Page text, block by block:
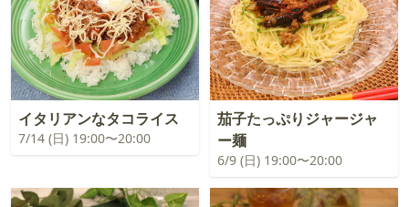
イタリアンなタコライス
7/14 (日) 19:00〜20:00
茄子たっぷりジャージャ
ー麺
6/9 (日) 19:00〜20:00